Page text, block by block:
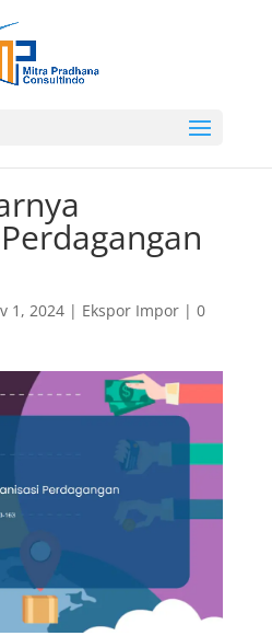
1, 2024| Ekspor Impor| 0